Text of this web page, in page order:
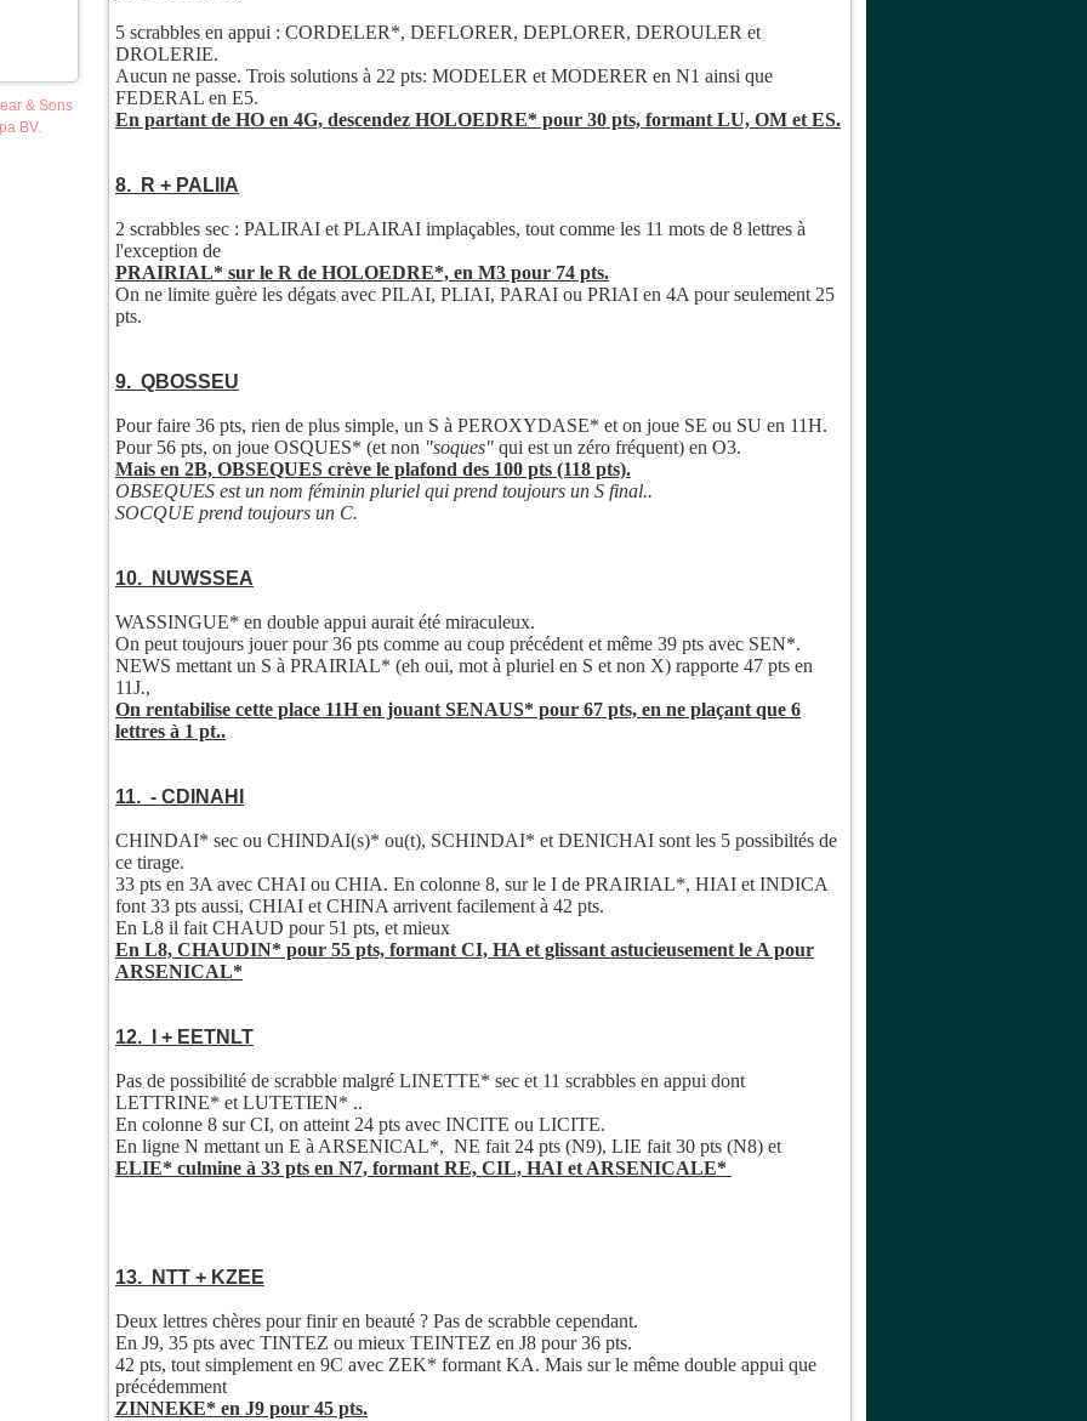
& Sons
BV.
5 scrabbles en appui : CORDELER*, DEFLORER, DEPLORER, DEROULER et
DROLERIE.
Aucun ne passe. Trois solutions à 22 pts: MODELER et MODERER en N1 ainsi que
FEDERAL en E5.
En partant de HO en 4G, descendez HOLOEDRE* pour 30 pts, formant LU, OM et ES.
8. R + PALIIA
2 scrabbles sec : PALIRAI et PLAIRAI implaçables, tout comme les 11 mots de 8 lettres à
l'exception de
PRAIRIAL* sur le R de HOLOEDRE*, en M3 pour 74 pts.
On ne limite guère les dégats avec PILAI, PLIAI, PARAI ou PRIAI en 4A pour seulement 25
pts.
9. QBOSSEU
Pour faire 36 pts, rien de plus simple, un S à PEROXYDASE* et on joue SE ou SU en 11H.
Pour 56 pts, on joue OSQUES* (et non "soques" qui est un zéro fréquent) en O3.
Mais en 2B, OBSEQUES crève le plafond des 100 pts (118 pts).
OBSEQUES est un nom féminin pluriel qui prend toujours un S final..
SOCQUE prend toujours un C.
10. NUWSSEA
WASSINGUE* en double appui aurait été miraculeux.
On peut toujours jouer pour 36 pts comme au coup précédent et même 39 pts avec SEN*.
NEWS mettant un S à PRAIRIAL* (eh oui, mot à pluriel en S et non X) rapporte 47 pts en
11J.,
On rentabilise cette place 11H en jouant SENAUS* pour 67 pts, en ne plaçant que 6
lettres à 1 pt..
11. - CDINAHI
CHINDAI* sec ou CHINDAI(s)* ou(t), SCHINDAI* et DENICHAI sont les 5 possibiltés de
ce tirage.
33 pts en 3A avec CHAI ou CHIA. En colonne 8, sur le I de PRAIRIAL*, HIAI et INDICA
font 33 pts aussi, CHIAI et CHINA arrivent facilement à 42 pts.
En L8 il fait CHAUD pour 51 pts, et mieux
En L8, CHAUDIN* pour 55 pts, formant CI, HA et glissant astucieusement le A pour
ARSENICAL*
12. I + EETNLT
Pas de possibilité de scrabble malgré LINETTE* sec et 11 scrabbles en appui dont
LETTRINE* et LUTETIEN* ..
En colonne 8 sur CI, on atteint 24 pts avec INCITE ou LICITE.
En ligne N mettant un E à ARSENICAL*, NE fait 24 pts (N9), LIE fait 30 pts (N8) et
ELIE* culmine à 33 pts en N7, formant RE, CIL, HAI et ARSENICALE*
13. NTT + KZEE
Deux lettres chères pour finir en beauté ? Pas de scrabble cependant.
En J9, 35 pts avec TINTEZ ou mieux TEINTEZ en J8 pour 36 pts.
42 pts, tout simplement en 9C avec ZEK* formant KA. Mais sur le même double appui que
précédemment
ZINNEKE* en J9 pour 45 pts.